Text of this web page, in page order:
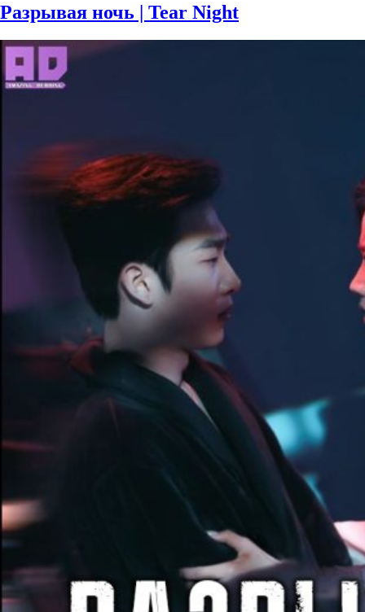
Разрывая ночь | Tear Night